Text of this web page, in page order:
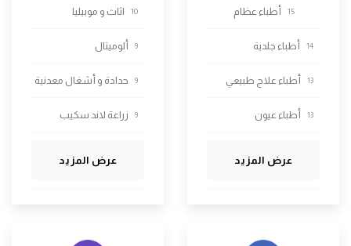
أطباء عظام 15
أطباء جلدية 14
أطباء علاج طبيعي 13
أطباء عيون 13
عرض المزيد
اثاث و موبيليا 10
ألوميتال
حدادة و أشغال معدنية
زراعة لاند سكيب
عرض المزيد